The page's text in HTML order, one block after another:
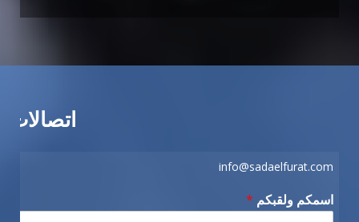
اتصالات
info@sadaelfurat.com
اسمكم ولقبكم *